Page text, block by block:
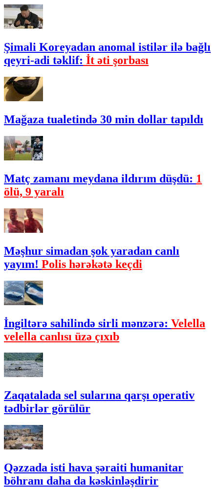
Şimali Koreyadan anomal istilər ilə bağlı
qeyri-adi təklif: İt əti şorbası
Mağaza tualetində 30 min dollar tapıldı
Matç zamanı meydana ildırım düşdü: 1
ölü, 9 yaralı
Məşhur simadan şok yaradan canlı
yayım! Polis hərəkətə keçdi
İngiltərə sahilində sirli mənzərə: Velella
velella canlısı üzə çıxıb
Zaqatalada sel sularına qarşı operativ
tədbirlər görülür
Qəzzada isti hava şəraiti humanitar
böhranı daha da kəskinləşdirir